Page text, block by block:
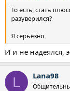
То есть, стать
разуверился?
Я серьёзно
И и не надеялся,
L Lana98